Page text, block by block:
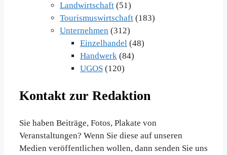
Landwirtschaft (51)
Tourismuswirtschaft (183)
Unternehmen (312)
Einzelhandel (48)
Handwerk (84)
UGOS (120)
Kontakt zur Redaktion
Sie haben Beiträge, Fotos, Plakate von
Veranstaltungen? Wenn Sie diese auf unseren
Medien veröffentlichen wollen, dann senden Sie uns